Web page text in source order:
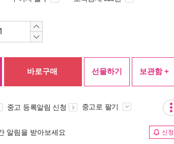
바로구매 선물하기 보관함 +
중고 등록알림 신청 중고로 팔기
알림을 받아보세요 신청